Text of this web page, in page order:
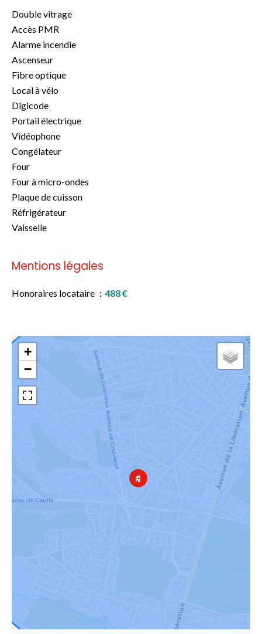
Double vitrage
Accès PMR
Alarme incendie
Ascenseur
Fibre optique
Local à vélo
Digicode
Portail électrique
Vidéophone
Congélateur
Four
Four à micro-ondes
Plaque de cuisson
Réfrigérateur
Vaisselle
Mentions légales
Honoraires locataire 488 €
+
−